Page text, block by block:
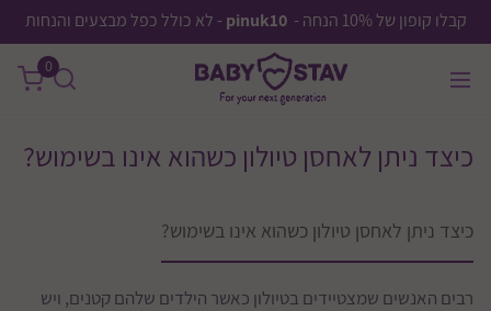
קבלו קופון של 10% הנחה - pinuk10 - לא כולל כפל מבצעים והנחות
0
כיצד ניתן לאחסן טיולון כשהוא אינו בשימוש?
כיצד ניתן לאחסן טיולון כשהוא אינו בשימוש?
רבים האנשים שמצטיידים בטיולון כאשר הילדים שלהם קטנים, ויש